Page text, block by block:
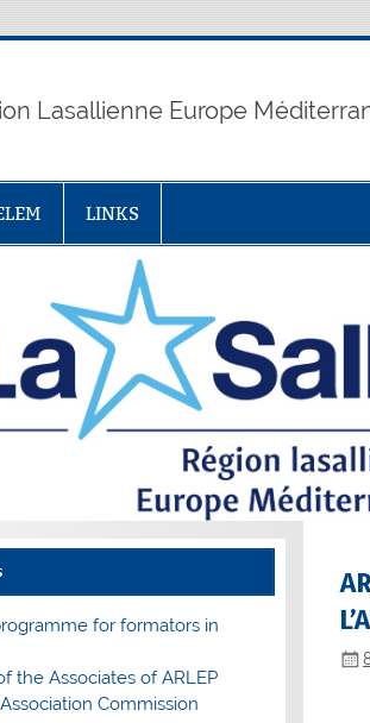
Lasallienne Europe
LINKS
for formators in
the Associates of ARLEP
Commission